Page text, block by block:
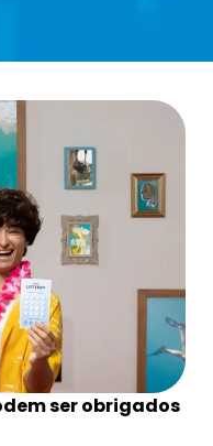
ser obrigados